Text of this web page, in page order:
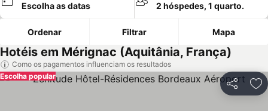
Escolha as datas 2 hóspedes, 1 quarto.
Ordenar Filtrar Mapa
Hotéis em Mérignac (Aquitânia, França)
Como os pagamentos influenciam os resultados
Partilhar
Escolha popular